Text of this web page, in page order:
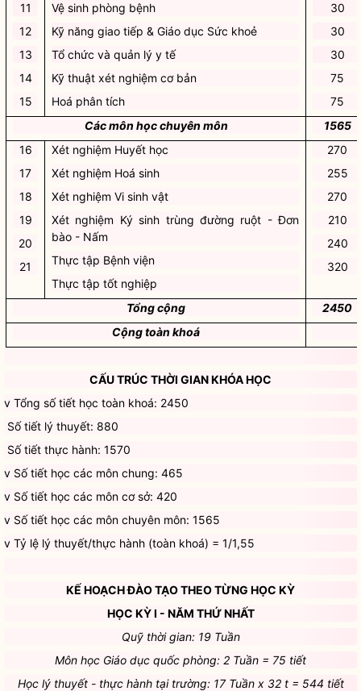
11
12
13
14
15
Vệ sinh phòng bệnh
Kỹ năng giao tiếp & Giáo dục Sức khoẻ
Tổ chức và quản lý y tế
Kỹ thuật xét nghiệm cơ bản
Hoá phân tích
30
30
30
75
75
Các môn học chuyên môn
1565
16
17
18
19
20
21
Xét nghiệm Huyết học
Xét nghiệm Hoá sinh
Xét nghiệm Vi sinh vật
Xét nghiệm Ký sinh trùng đường ruột - Đơn
bào - Nấm
Thực tập Bệnh viện
Thực tập tốt nghiệp
270
255
270
210
240
320
Tổng cộng
2450
Cộng toàn khoá
CẤU TRÚC THỜI GIAN KHÓA HỌC
v Tổng số tiết học toàn khoá: 2450
 Số tiết lý thuyết: 880
 Số tiết thực hành: 1570
v Số tiết học các môn chung: 465
v Số tiết học các môn cơ sở: 420
v Số tiết học các môn chuyên môn: 1565
v Tỷ lệ lý thuyết/thực hành (toàn khoá) = 1/1,55
KẾ HOẠCH ĐÀO TẠO THEO TỪNG HỌC KỲ
HỌC KỲ I - NĂM THỨ NHẤT
Quỹ thời gian: 19 Tuần
Môn học Giáo dục quốc phòng: 2 Tuần = 75 tiết
Học lý thuyết - thực hành tại trường: 17 Tuần x 32 t = 544 tiết